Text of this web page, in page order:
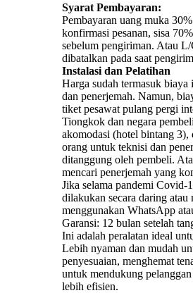
Syarat Pembayaran:
Pembayaran uang muka
konfirmasi pesanan, sisa
sebelum pengiriman. Atau
dibatalkan pada saat
Instalasi dan Pelatihan
Harga sudah termasuk biaya
dan penerjemah. Namun,
tiket pesawat pulang pergi
Tiongkok dan negara
akomodasi (hotel bintang 3),
orang untuk teknisi dan
ditanggung oleh pembeli.
mencari penerjemah yang
Jika selama pandemi Covid-
dilakukan secara daring atau
menggunakan WhatsApp
Garansi: 12 bulan setelah
Ini adalah peralatan ideal
Lebih nyaman dan mudah
penyesuaian, menghemat
untuk mendukung
lebih efisien.